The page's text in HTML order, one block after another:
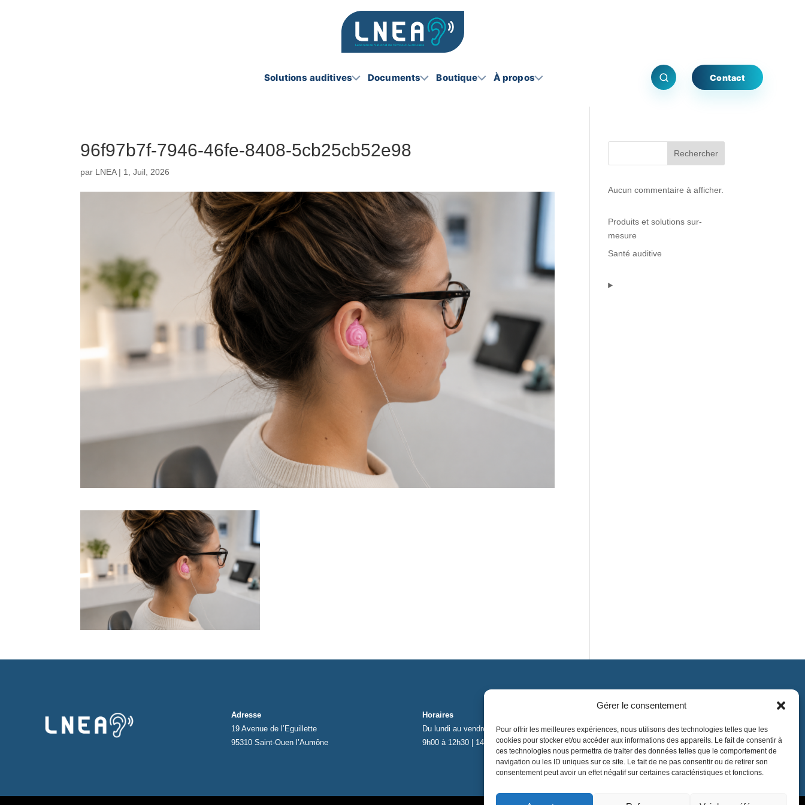
Gérer le consentement
Pour offrir les meilleures expériences, nous utilisons des technologies telles que les
cookies pour stocker et/ou accéder aux informations des appareils. Le fait de consentir à
ces technologies nous permettra de traiter des données telles que le comportement de
navigation ou les ID uniques sur ce site. Le fait de ne pas consentir ou de retirer son
consentement peut avoir un effet négatif sur certaines caractéristiques et fonctions.
Solutions auditives Documents Boutique À propos Contact
96f97b7f-7946-46fe-8408-5cb25cb52e98
par LNEA| 1, Juil, 2026
Rechercher
Aucun commentaire à afficher.
Produits et solutions sur-
mesure
Santé auditive
Adresse
19 Avenue de l’Eguillette
95310 Saint-Ouen l’Aumône
Horaires
Du lundi au vendredi
9h00 à 12h30 | 14h00 à 17h00
contact@lnea-audition.com
+33 (0)1 34 67 67 17